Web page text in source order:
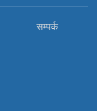
सम्पर्क